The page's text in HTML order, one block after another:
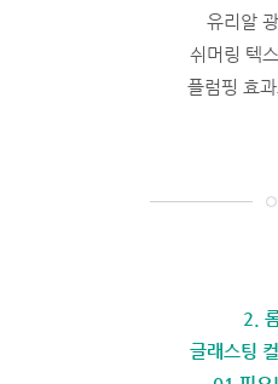
유리알
쉬머링 텍
플럼핑 효과
2.
글래스팅